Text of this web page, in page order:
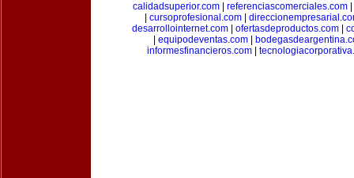
calidadsuperior.com| referenciascomerciales.com|
cursoprofesional.com|
desarrollointernet.com| ofertasdeproductos.com|
equipodeventas.com
informesfinancieros.com